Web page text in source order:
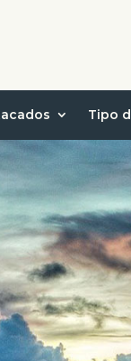
Tipo